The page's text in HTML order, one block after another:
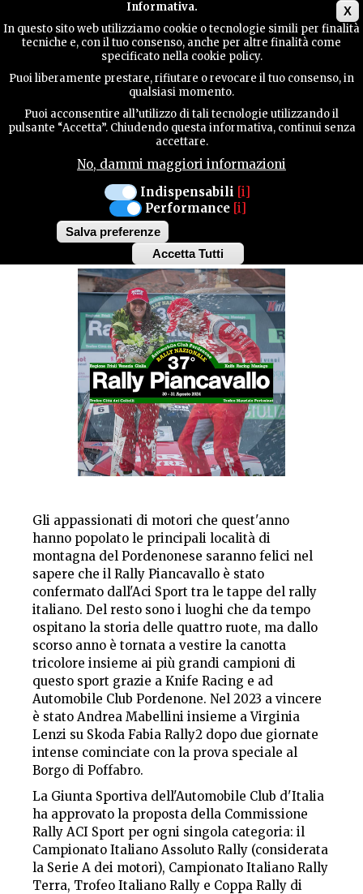
X
Informativa.
In questo sito web utilizziamo cookie o tecnologie simili per finalità
tecniche e, con il tuo consenso, anche per altre finalità come
specificato nella cookie policy.
Puoi liberamente prestare, rifiutare o revocare il tuo consenso, in
qualsiasi momento.
Puoi acconsentire all’utilizzo di tali tecnologie utilizzando il
pulsante “Accetta”. Chiudendo questa informativa, continui senza
accettare.
No, dammi maggiori informazioni
Indispensabili [i]
Performance [i]
Salva preferenze
Accetta Tutti
Withdraw
CONTATTI
MANIFESTAZIONI
PIANCAVALLO
VENERDÌ 30 E SABATO 31 AGOSTO
37° RALLY
PIANCAVALLO
Gli appassionati di motori che quest'anno
hanno popolato le principali località di
montagna del Pordenonese saranno felici nel
sapere che il Rally Piancavallo è stato
confermato dall'Aci Sport tra le tappe del rally
italiano. Del resto sono i luoghi che da tempo
ospitano la storia delle quattro ruote, ma dallo
scorso anno è tornata a vestire la canotta
tricolore insieme ai più grandi campioni di
questo sport grazie a Knife Racing e ad
Automobile Club Pordenone. Nel 2023 a vincere
è stato Andrea Mabellini insieme a Virginia
Lenzi su Skoda Fabia Rally2 dopo due giornate
intense cominciate con la prova speciale al
Borgo di Poffabro.
La Giunta Sportiva dell'Automobile Club d'Italia
ha approvato la proposta della Commissione
Rally ACI Sport per ogni singola categoria: il
Campionato Italiano Assoluto Rally (considerata
la Serie A dei motori), Campionato Italiano Rally
Terra, Trofeo Italiano Rally e Coppa Rally di